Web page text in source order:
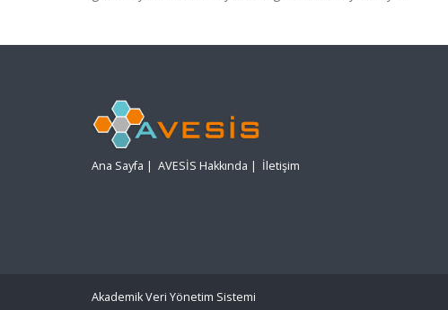
Ana Sayfa | AVESİS Hakkında | İletişim
Akademik Veri Yönetim Sistemi